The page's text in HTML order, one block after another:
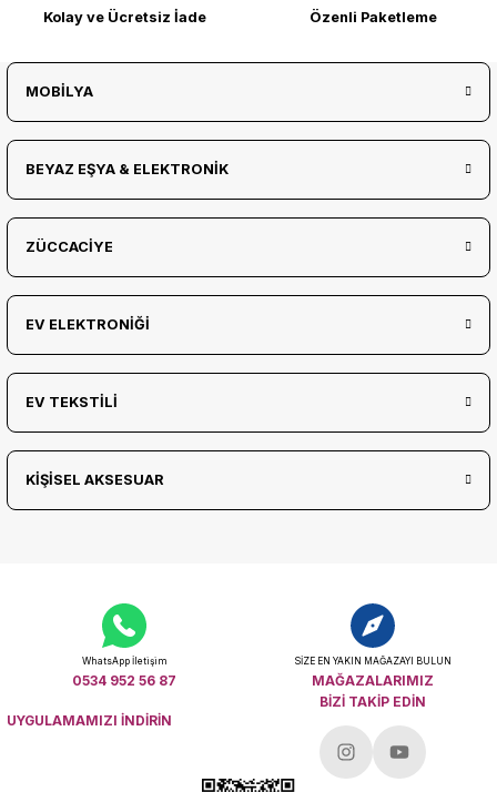
Kolay ve Ücretsiz İade Özenli Paketleme
MOBİLYA
BEYAZ EŞYA & ELEKTRONİK
ZÜCCACİYE
EV ELEKTRONİĞİ
EV TEKSTİLİ
KİŞİSEL AKSESUAR
WhatsApp İletişim
0534 952 56 87
SİZE EN YAKIN MAĞAZAYI BULUN
MAĞAZALARIMIZ
UYGULAMAMIZI İNDİRİN
BİZİ TAKİP EDİN